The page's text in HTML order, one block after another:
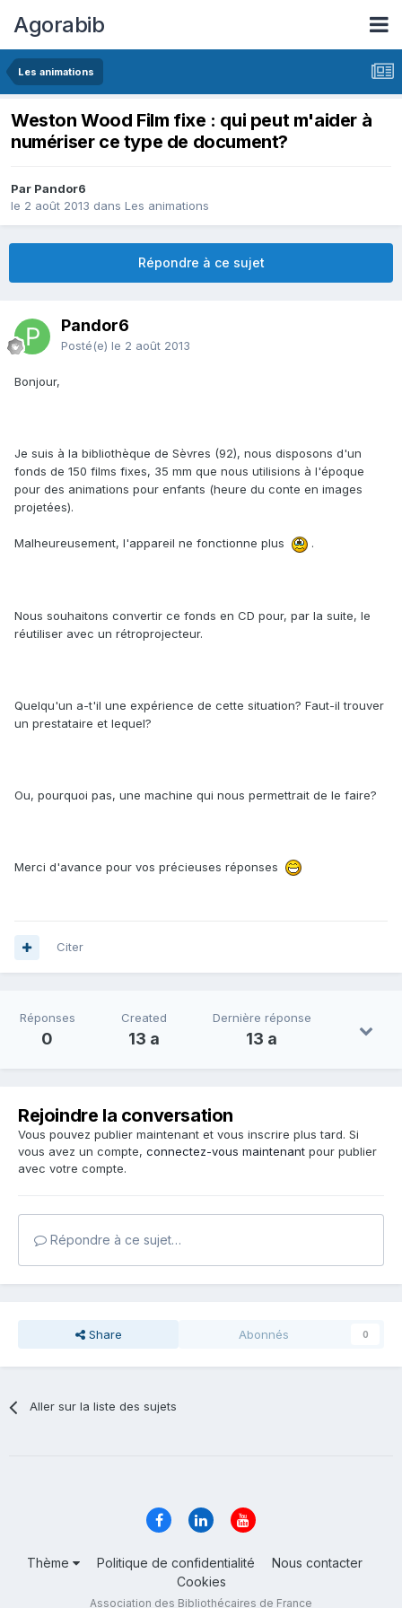
Agorabib
Les animations
Weston Wood Film fixe : qui peut m'aider à
numériser ce type de document?
Par Pandor6
le 2 août 2013 dans Les animations
Répondre à ce sujet
Pandor6
Posté(e) le 2 août 2013
Bonjour,
Je suis à la bibliothèque de Sèvres (92), nous disposons d'un
fonds de 150 films fixes, 35 mm que nous utilisions à l'époque
pour des animations pour enfants (heure du conte en images
projetées).
Malheureusement, l'appareil ne fonctionne plus .
Nous souhaitons convertir ce fonds en CD pour, par la suite, le
réutiliser avec un rétroprojecteur.
Quelqu'un a-t'il une expérience de cette situation? Faut-il trouver
un prestataire et lequel?
Ou, pourquoi pas, une machine qui nous permettrait de le faire?
Merci d'avance pour vos précieuses réponses
Citer
Réponses
0
Created
13 a
Dernière réponse
13 a
Rejoindre la conversation
Vous pouvez publier maintenant et vous inscrire plus tard. Si
vous avez un compte, connectez-vous maintenant pour publier
avec votre compte.
Répondre à ce sujet…
Share Abonnés 0
Aller sur la liste des sujets
Thème Politique de confidentialité
Nous contacter
Cookies
Association des Bibliothécaires de France